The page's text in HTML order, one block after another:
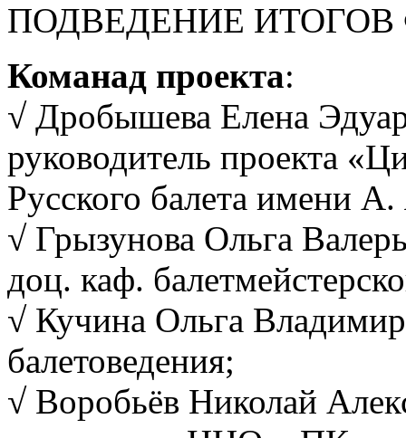
ПОДВЕДЕНИЕ
Команад проекта:
√ Дробышева Елена
руководитель проекта
Русского балета имени
√ Грызунова Ольга
доц. каф.
√ Кучина Ольга
балетоведения;
√ Воробьёв Николай